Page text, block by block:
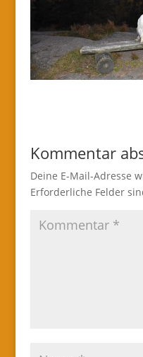
Kommentar
Deine E-Mail-Adresse
Erforderliche Felder